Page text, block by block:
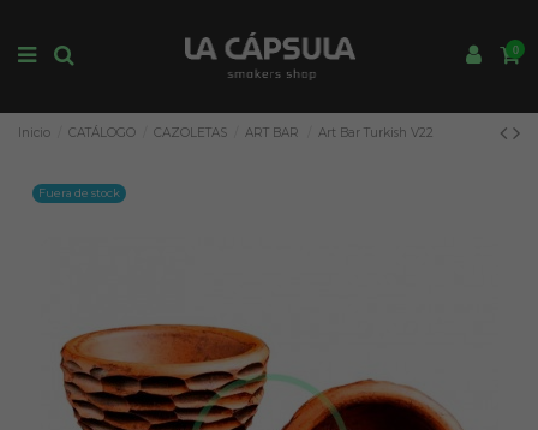
0
Inicio CATÁLOGO CAZOLETAS ART BAR Art Bar Turkish V22
Fuera de stock